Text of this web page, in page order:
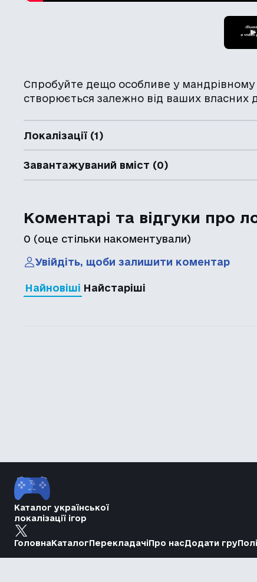
Спробуйте дещо особливе у мандрівному
створюється залежно від ваших власних
Локалізації (1)
Завантажуваний вміст (0)
Коментарі та відгуки про
0 (оце стільки накоментували)
Увійдіть, щоби залишити коментар
Найновіші Найстаріші
Каталог української
локалізації ігор
ГоловнаКаталогПерекладачіПро насДодати гру